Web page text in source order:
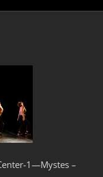
1—Mystes –